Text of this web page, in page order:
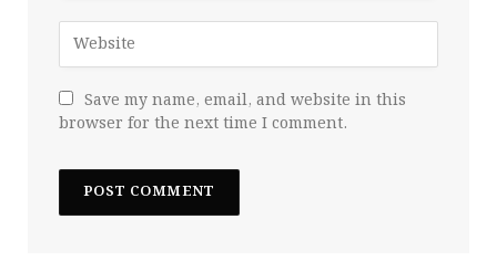
Save my name, email, and website in this
browser for the next time I comment.